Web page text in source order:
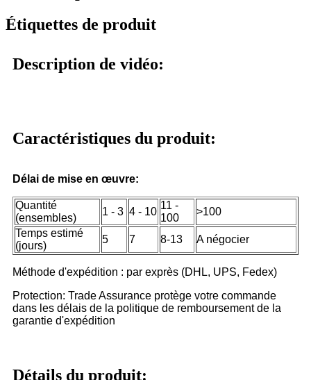
Étiquettes de produit
Description de vidéo:
Caractéristiques du produit:
Délai de mise en œuvre:
Quantité
(ensembles)
1 - 3 4 - 10
11 -
100
>100
Temps estimé
(jours)
5 7 8-13 A négocier
Méthode d'expédition : par exprès (DHL, UPS, Fedex)
Protection: Trade Assurance protège votre commande
dans les délais de la politique de remboursement de la
garantie d'expédition
Détails du produit: